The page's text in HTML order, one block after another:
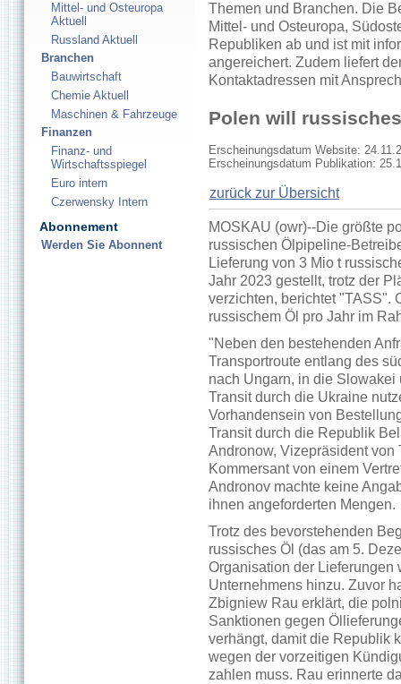
Mittel- und Osteuropa
Aktuell
Russland Aktuell
Branchen
Bauwirtschaft
Chemie Aktuell
Maschinen & Fahrzeuge
Finanzen
Finanz- und
Wirtschaftsspiegel
Euro intern
Czerwensky Intern
Abonnement
Werden Sie Abonnent
Themen und Branchen. Die
Mittel- und Osteuropa,
Republiken ab und ist mit
angereichert. Zudem liefert
Kontaktadressen mit
Polen will
Erscheinungsdatum Website:
Erscheinungsdatum Publikation:
zurück zur Übersicht
MOSKAU (owr)--Die größte
russischen Ölpipeline-
Lieferung von 3 Mio t
Jahr 2023 gestellt, trotz der
verzichten, berichtet "TASS".
russischem Öl pro Jahr im
"Neben den bestehenden
Transportroute entlang des
nach Ungarn, in die
Transit durch die Ukraine
Vorhandensein von
Transit durch die Republik
Andronow, Vizepräsident von
Kommersant von einem
Andronov machte keine
ihnen angeforderten Mengen.
Trotz des bevorstehenden
russisches Öl (das am 5.
Organisation der Lieferungen
Unternehmens hinzu. Zuvor
Zbigniew Rau erklärt, die
Sanktionen gegen
verhängt, damit die Republik
wegen der vorzeitigen
zahlen muss. Rau erinnerte